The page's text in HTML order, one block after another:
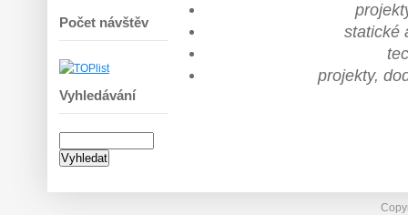
Počet návštěv
Vyhledávání
statické
projekty,